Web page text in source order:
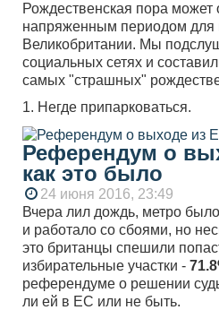
Рождественская пора может
напряженным периодом для
Великобритании. Мы
социальных сетях и
самых "страшных"
1. Негде припарковаться.
Референдум о
как это было
24 июня 2016, 23:49
Вчера лил дождь, метро
и работало со сбоями, но
это британцы спешили
избирательные участки -
референдуме о решении
ли ей в ЕС или не быть.